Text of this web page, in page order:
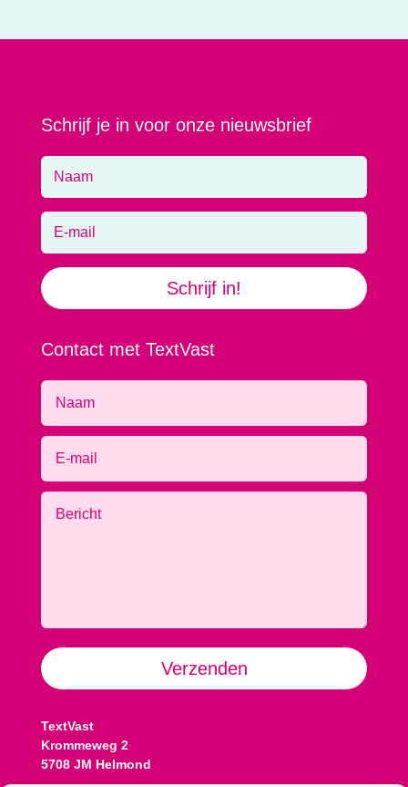
Schrijf je in voor onze nieuwsbrief
Schrijf in!
Contact met TextVast
Verzenden
Alternative:
TextVast
Krommeweg 2
5708 JM Helmond